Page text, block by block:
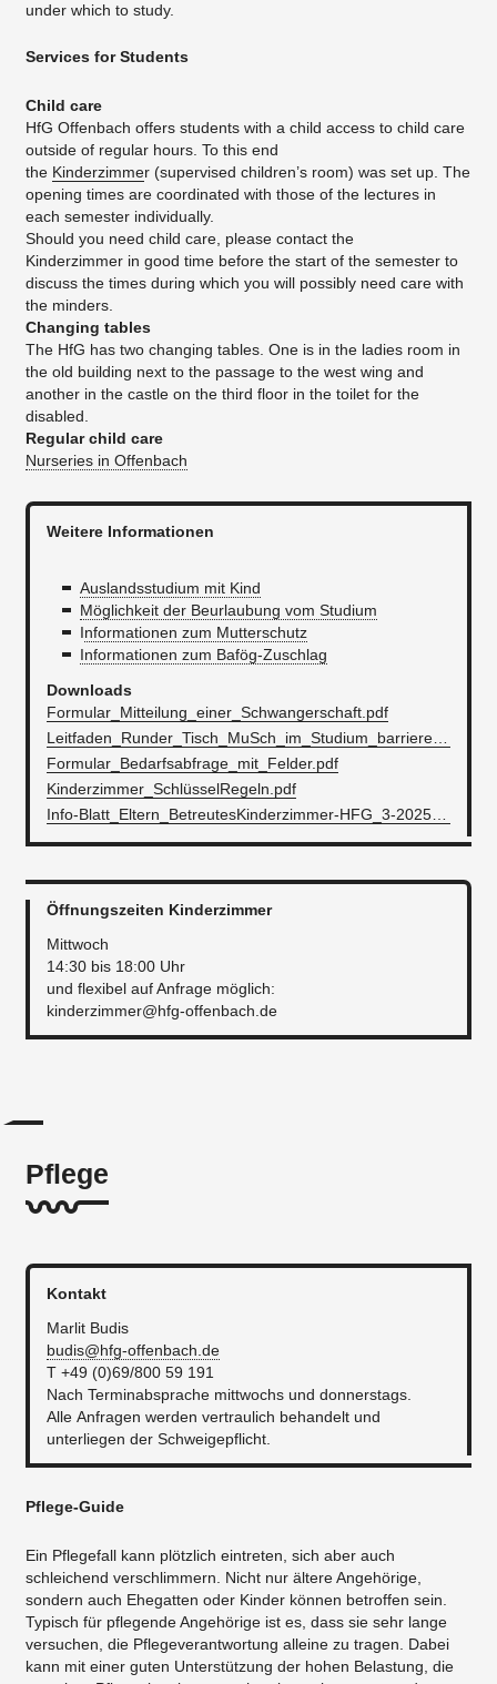
under which to study.
Services for Students
Child care
HfG Offenbach offers students with a child access to child care
outside of regular hours. To this end
the Kinderzimmer (supervised children’s room) was set up. The
opening times are coordinated with those of the lectures in
each semester individually.
Should you need child care, please contact the
Kinderzimmer in good time before the start of the semester to
discuss the times during which you will possibly need care with
the minders.
Changing tables
The HfG has two changing tables. One is in the ladies room in
the old building next to the passage to the west wing and
another in the castle on the third floor in the toilet for the
disabled.
Regular child care
Nurseries in Offenbach
Weitere Informationen
Auslandsstudium mit Kind
Möglichkeit der Beurlaubung vom Studium
Informationen zum Mutterschutz
Informationen zum Bafög-Zuschlag
Downloads
Formular_Mitteilung_einer_Schwangerschaft.pdf
Leitfaden_Runder_Tisch_MuSch_im_Studium_barrierefrei_(1).pdf
Formular_Bedarfsabfrage_mit_Felder.pdf
Kinderzimmer_SchlüsselRegeln.pdf
Info-Blatt_Eltern_BetreutesKinderzimmer-HFG_3-2025.pdf
Öffnungszeiten Kinderzimmer
Mittwoch
14:30 bis 18:00 Uhr
und flexibel auf Anfrage möglich:
kinderzimmer@hfg-offenbach.de
Pflege
Kontakt
Marlit Budis
budis@hfg-offenbach.de
T +49 (0)69/800 59 191
Nach Terminabsprache mittwochs und donnerstags.
Alle Anfragen werden vertraulich behandelt und
unterliegen der Schweigepflicht.
Pflege-Guide
Ein Pflegefall kann plötzlich eintreten, sich aber auch
schleichend verschlimmern. Nicht nur ältere Angehörige,
sondern auch Ehegatten oder Kinder können betroffen sein.
Typisch für pflegende Angehörige ist es, dass sie sehr lange
versuchen, die Pflegeverantwortung alleine zu tragen. Dabei
kann mit einer guten Unterstützung der hohen Belastung, die